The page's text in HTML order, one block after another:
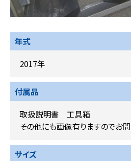
年式
2017年
付属品
取扱説明書 工具箱
その他にも画像有りますのでお
サイズ